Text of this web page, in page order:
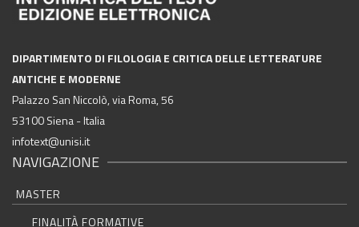
DIPARTIMENTO DI FILOLOGIA E CRITICA DELLE LETTERATURE
ANTICHE E MODERNE
Palazzo San Niccolò, via Roma, 56
53100 Siena - Italia
infotext@unisi.it
NAVIGAZIONE
MASTER
FINALITÀ FORMATIVE